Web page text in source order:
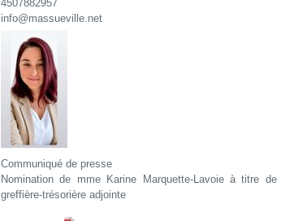
4507882957
info@massueville.net
Communiqué de presse
Nomination de mme Karine Marquette-Lavoie à titre
greffière-trésorière adjointe